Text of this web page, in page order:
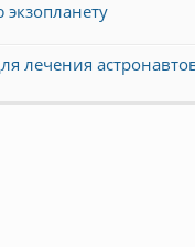
лечения